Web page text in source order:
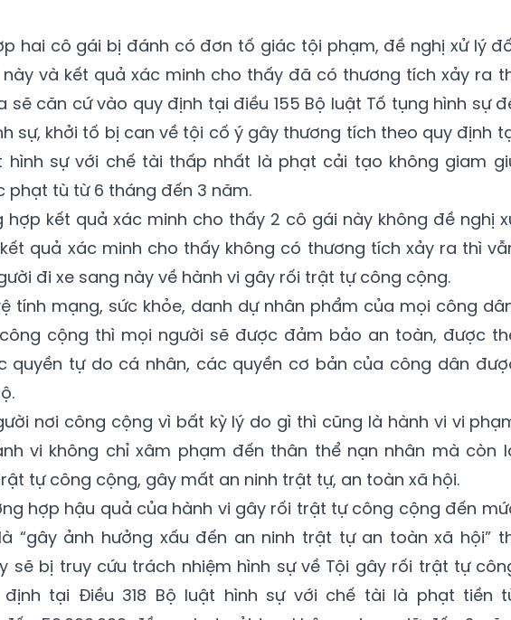
hai cô gái bị đánh có đơn tố giác tội phạm, đề nghị xử lý
và kết quả xác minh cho thấy đã có thương tích xảy ra
sẽ căn cứ vào quy định tại điều 155 Bộ luật Tố tụng hình sự
sự, khởi tố bị can về tội cố ý gây thương tích theo quy định
hình sự với chế tài thấp nhất là phạt cải tạo không giam
phạt tù từ 6 tháng đến 3 năm.
hợp kết quả xác minh cho thấy 2 cô gái này không đề nghị
quả xác minh cho thấy không có thương tích xảy ra thì
đi xe sang này về hành vi gây rối trật tự công cộng.
tính mạng, sức khỏe, danh dự nhân phẩm của mọi công
cộng thì mọi người sẽ được đảm bảo an toàn, được
quyền tự do cá nhân, các quyền cơ bản của công dân
nơi công cộng vì bất kỳ lý do gì thì cũng là hành vi vi
vi không chỉ xâm phạm đến thân thể nạn nhân mà còn
tự công cộng, gây mất an ninh trật tự, an toàn xã hội.
hợp hậu quả của hành vi gây rối trật tự công cộng đến
“gây ảnh hưởng xấu đến an ninh trật tự an toàn xã hội”
sẽ bị truy cứu trách nhiệm hình sự về Tội gây rối trật tự
tại Điều 318 Bộ luật hình sự với chế tài là phạt tiền